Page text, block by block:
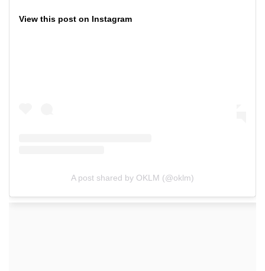
View this post on Instagram
A post shared by OKLM (@oklm)